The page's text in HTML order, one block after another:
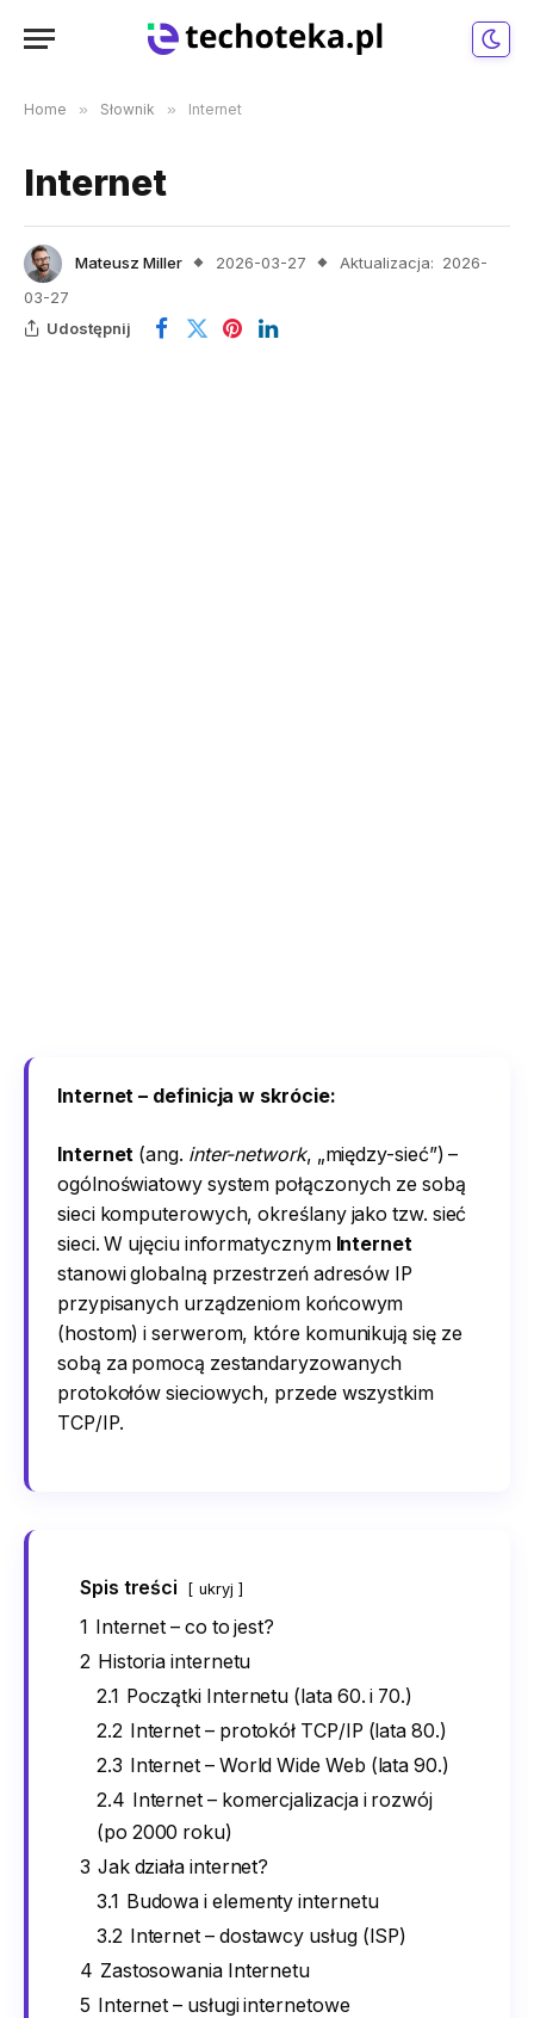
Home » Słownik » Internet
Internet
Mateusz Miller 2026-03-27 Aktualizacja: 2026-
03-27
Udostępnij
Internet – definicja w skrócie:
Internet (ang. inter-network, „między-sieć”) –
ogólnoświatowy system połączonych ze sobą
sieci komputerowych, określany jako tzw. sieć
sieci. W ujęciu informatycznym Internet
stanowi globalną przestrzeń adresów IP
przypisanych urządzeniom końcowym
(hostom) i serwerom, które komunikują się ze
sobą za pomocą zestandaryzowanych
protokołów sieciowych, przede wszystkim
TCP/IP.
Spis treści ukryj
1 Internet – co to jest?
2 Historia internetu
2.1 Początki Internetu (lata 60. i 70.)
2.2 Internet – protokół TCP/IP (lata 80.)
2.3 Internet – World Wide Web (lata 90.)
2.4 Internet – komercjalizacja i rozwój
(po 2000 roku)
3 Jak działa internet?
3.1 Budowa i elementy internetu
3.2 Internet – dostawcy usług (ISP)
4 Zastosowania Internetu
5 Internet – usługi internetowe